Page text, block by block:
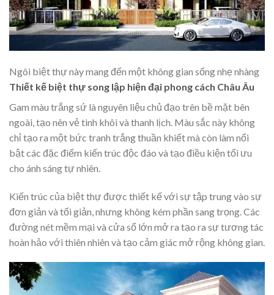
Ngôi biệt thự này mang đến một không gian sống nhẹ nhàng
Thiết kế biệt thự song lập hiện đại phong cách Châu Âu
Gam màu trắng sứ là nguyên liệu chủ đạo trên bề mặt bên
ngoài, tạo nên vẻ tinh khôi và thanh lịch. Màu sắc này không
chỉ tạo ra một bức tranh trắng thuần khiết mà còn làm nổi
bật các đặc điểm kiến trúc độc đáo và tạo điều kiện tối ưu
cho ánh sáng tự nhiên.
Kiến trúc của biệt thự được thiết kế với sự tập trung vào sự
đơn giản và tối giản, nhưng không kém phần sang trọng. Các
đường nét mềm mại và cửa sổ lớn mở ra tạo ra sự tương tác
hoàn hảo với thiên nhiên và tạo cảm giác mở rộng không gian.